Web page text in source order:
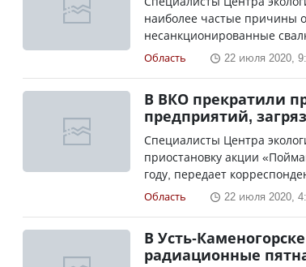
наиболее частые причины
несанкционированные
Область 22 июля 2020,
В ВКО прекратили
предприятий,
Специалисты Центра
приостановку акции
году, передает
Область 22 июля 2020,
В Усть-
радиационные